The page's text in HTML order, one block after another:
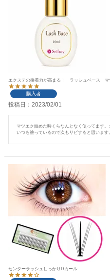
エクステの接着力が高まる！ ラッシュベース
購入者
投稿日 2023/02/01
マツエク始めた時くらなんとなく使ってます
いつも塗っているので次もリピすると思います。
センターラッシュしっかりDカール